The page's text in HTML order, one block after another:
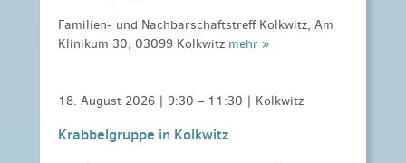
Familien- und Nachbarschaftstreff Kolkwitz, Am
Klinikum 30, 03099 Kolkwitz mehr »
18. August 2026 | 9:30 – 11:30 | Kolkwitz
Krabbelgruppe in Kolkwitz